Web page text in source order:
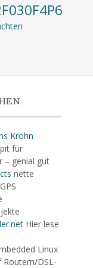
Krohn
für
– genial gut
nette
Hier lese
Linux
DSL-